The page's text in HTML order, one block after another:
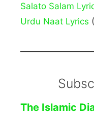
Salato Salam
Urdu Naat Lyrics
The Islamic